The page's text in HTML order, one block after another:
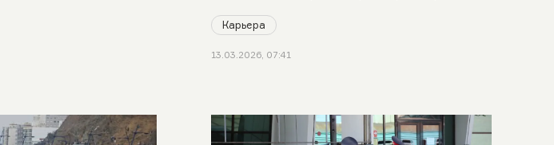
Карьера
13.03.2026, 07:41